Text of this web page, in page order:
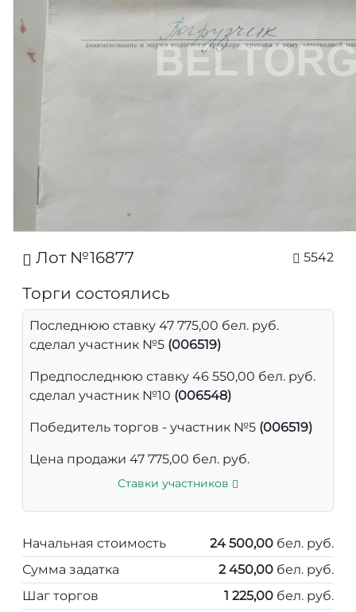
Лот №16877 5542
Торги состоялись
Последнюю ставку 47 775,00 бел. руб.
сделал участник №5 (006519)
Предпоследнюю ставку 46 550,00 бел. руб.
сделал участник №10 (006548)
Победитель торгов - участник №5 (006519)
Цена продажи 47 775,00 бел. руб.
Ставки участников
Начальная стоимость 24 500,00 бел. руб.
Сумма задатка
2 450,00 бел. руб.
Шаг торгов
1 225,00 бел. руб.